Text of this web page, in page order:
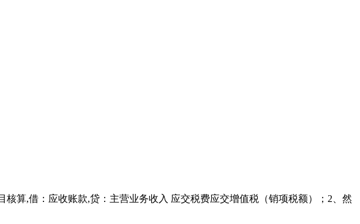
算,借：应收账款,贷：主营业务收入 应交税费应交增值税（销项税额）；2、然